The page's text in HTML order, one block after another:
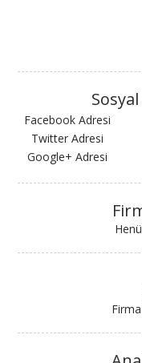
Facebook Adresi
Twitter Adresi
Google+ Adresi